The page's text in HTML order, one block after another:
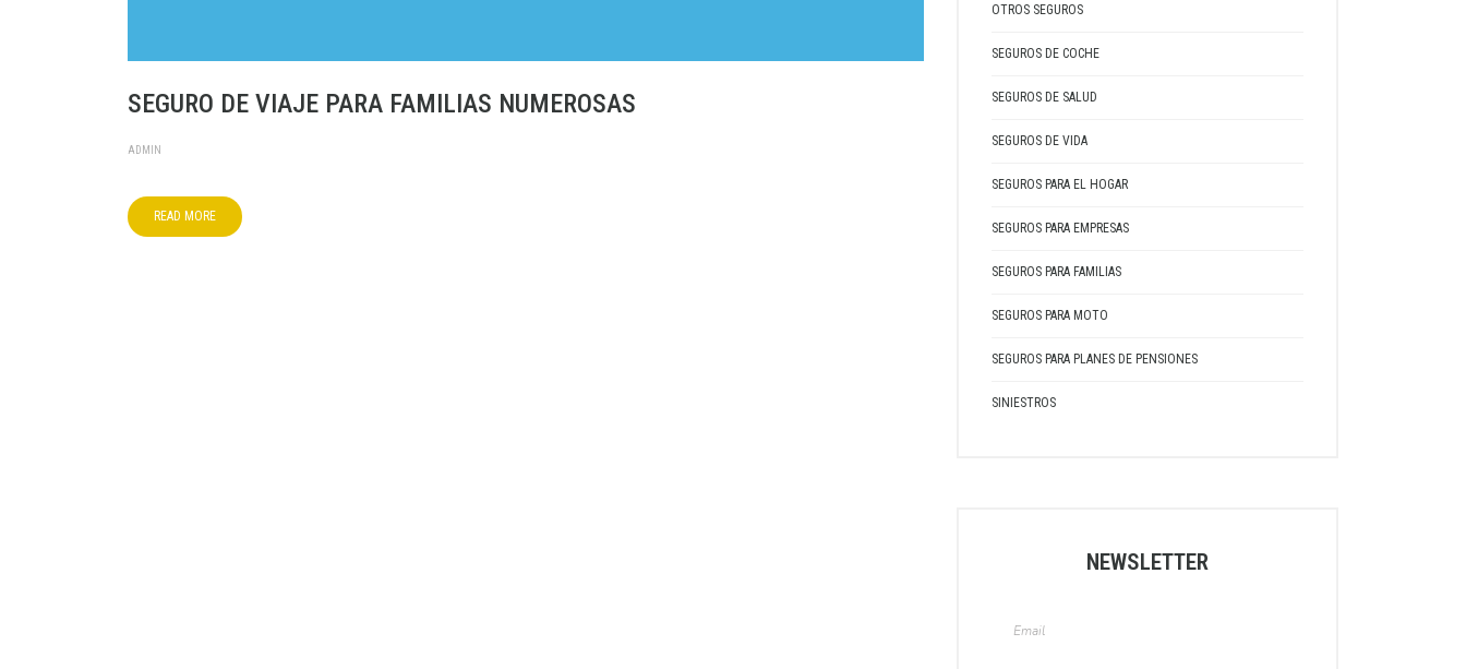
SEGURO DE VIAJE PARA FAMILIAS NUMEROSAS
ADMIN
READ MORE
OTROS SEGUROS
SEGUROS DE COCHE
SEGUROS DE SALUD
SEGUROS DE VIDA
SEGUROS PARA EL HOGAR
SEGUROS PARA EMPRESAS
SEGUROS PARA FAMILIAS
SEGUROS PARA MOTO
SEGUROS PARA PLANES DE PENSIONES
SINIESTROS
NEWSLETTER